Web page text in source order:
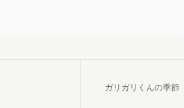
ガリガリくんの季節